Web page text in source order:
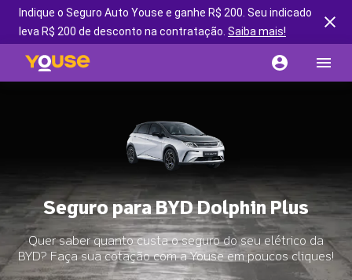
Indique o Seguro Auto Youse e ganhe R$ 200. Seu indicado
leva R$ 200 de desconto na contratação. Saiba mais!
Seguro para BYD Dolphin Plus
Quer saber quanto custa o seguro do seu elétrico da
BYD? Faça sua cotação com a Youse em poucos cliques!